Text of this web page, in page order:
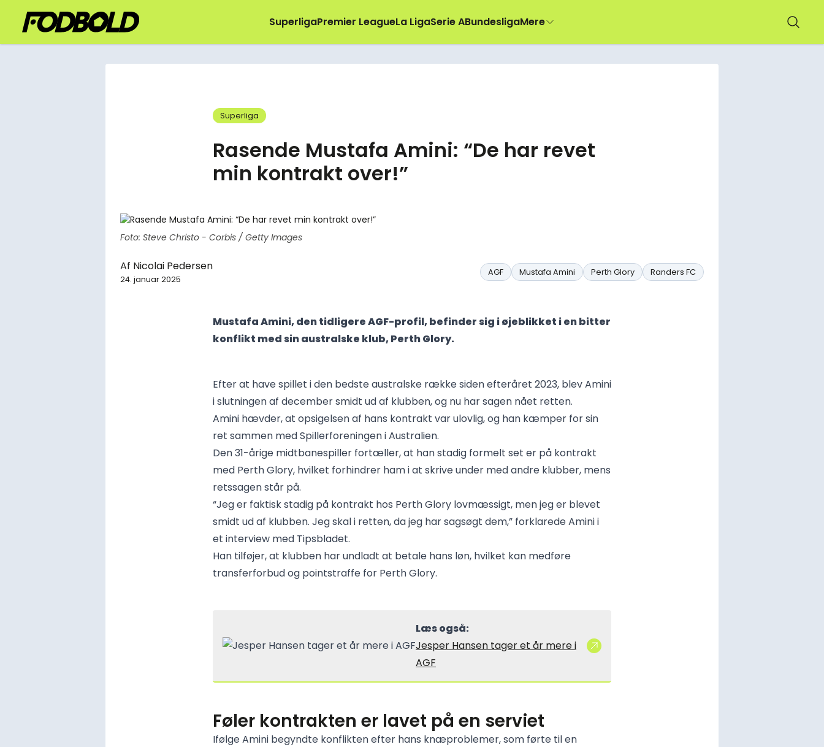
SuperligaPremier LeagueLa LigaSerie ABundesligaMere
Superliga
Rasende Mustafa Amini: “De har revet
min kontrakt over!”
Foto: Steve Christo - Corbis / Getty Images
Af Nicolai Pedersen
24. januar 2025
AGF Mustafa Amini Perth Glory Randers FC
Mustafa Amini, den tidligere AGF-profil, befinder sig i øjeblikket i en bitter
konflikt med sin australske klub, Perth Glory.
Efter at have spillet i den bedste australske række siden efteråret 2023, blev Amini
i slutningen af december smidt ud af klubben, og nu har sagen nået retten.
Amini hævder, at opsigelsen af hans kontrakt var ulovlig, og han kæmper for sin
ret sammen med Spillerforeningen i Australien.
Den 31-årige midtbanespiller fortæller, at han stadig formelt set er på kontrakt
med Perth Glory, hvilket forhindrer ham i at skrive under med andre klubber, mens
retssagen står på.
“Jeg er faktisk stadig på kontrakt hos Perth Glory lovmæssigt, men jeg er blevet
smidt ud af klubben. Jeg skal i retten, da jeg har sagsøgt dem,” forklarede Amini i
et interview med Tipsbladet.
Han tilføjer, at klubben har undladt at betale hans løn, hvilket kan medføre
transferforbud og pointstraffe for Perth Glory.
Læs også:
Jesper Hansen tager et år mere i
AGF
Føler kontrakten er lavet på en serviet
Ifølge Amini begyndte konflikten efter hans knæproblemer, som førte til en